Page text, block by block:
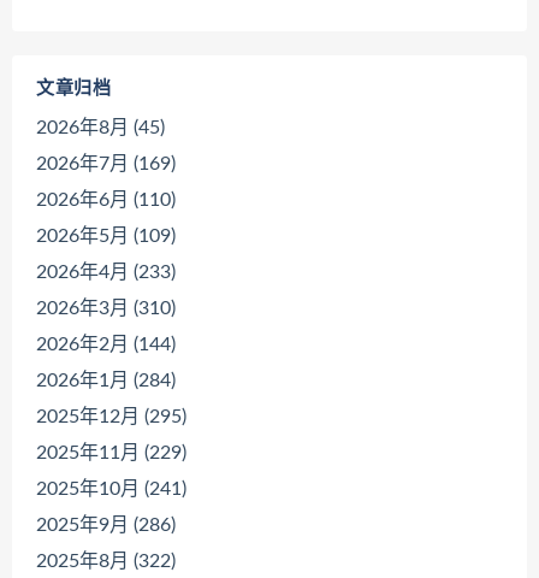
文章归档
2026年8月 (45)
2026年7月 (169)
2026年6月 (110)
2026年5月 (109)
2026年4月 (233)
2026年3月 (310)
2026年2月 (144)
2026年1月 (284)
2025年12月 (295)
2025年11月 (229)
2025年10月 (241)
2025年9月 (286)
2025年8月 (322)